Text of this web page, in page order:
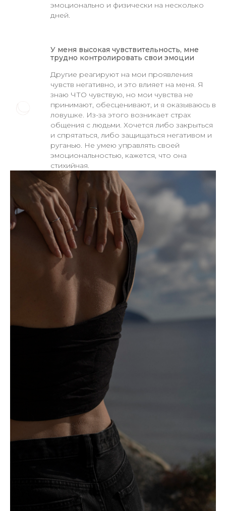
эмоционально и физически на несколько
дней.
У меня высокая чувствительность, мне
трудно контролировать свои эмоции
Другие реагируют на мои проявления
чувств негативно, и это влияет на меня. Я
знаю ЧТО чувствую, но мои чувства не
принимают, обесценивают, и я оказываюсь в
ловушке. Из-за этого возникает страх
общения с людьми. Хочется либо закрыться
и спрятаться, либо защищаться негативом и
руганью. Не умею управлять своей
эмоциональностью, кажется, что она
стихийная.